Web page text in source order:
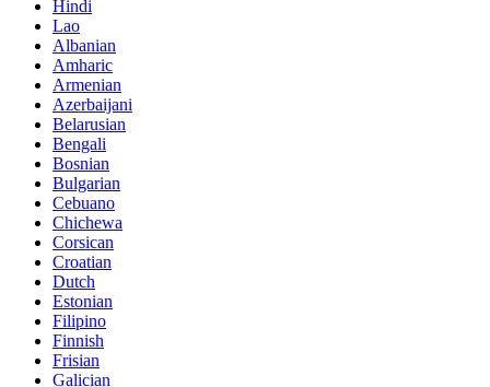
Hindi
Lao
Albanian
Amharic
Armenian
Azerbaijani
Belarusian
Bengali
Bosnian
Bulgarian
Cebuano
Chichewa
Corsican
Croatian
Dutch
Estonian
Filipino
Finnish
Frisian
Galician